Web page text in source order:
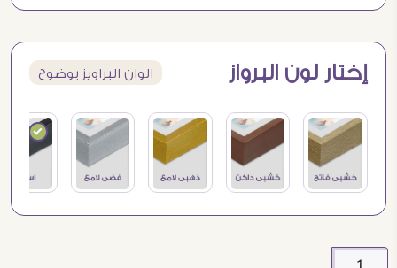
إختار لون البرواز الوان البراويز بوضوح